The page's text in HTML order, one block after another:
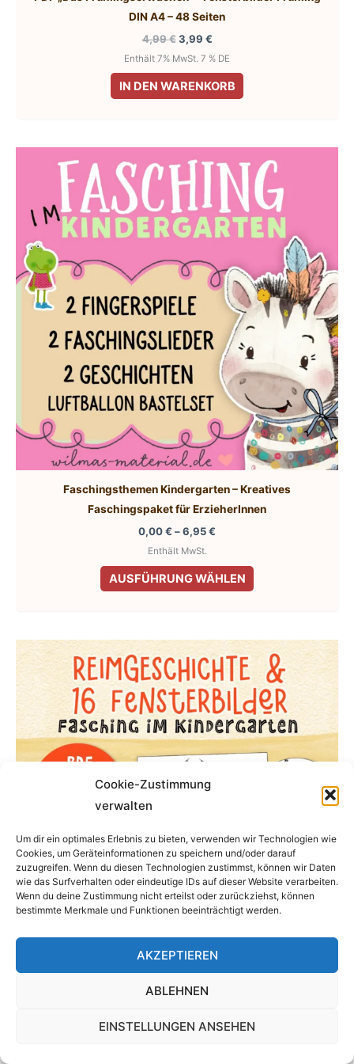
Cookie-Zustimmung
verwalten
Um dir ein optimales Erlebnis zu bieten, verwenden wir Technologien wie
Cookies, um Geräteinformationen zu speichern und/oder darauf
zuzugreifen. Wenn du diesen Technologien zustimmst, können wir Daten
wie das Surfverhalten oder eindeutige IDs auf dieser Website verarbeiten.
Wenn du deine Zustimmung nicht erteilst oder zurückziehst, können
bestimmte Merkmale und Funktionen beeinträchtigt werden.
AKZEPTIEREN
ABLEHNEN
EINSTELLUNGEN ANSEHEN
DIN A4 – 48 Seiten
4,99€ Ursprünglicher
war:
3,99 €Aktueller
ist:
3,99 €.
Enthält 7% MwSt. 7 % DE
IN DEN WARENKORB
Faschingsthemen Kindergarten – Kreatives
Faschingspaket für ErzieherInnen
0,00€ –6,95€
Enthält MwSt.
AUSFÜHRUNG WÄHLEN
Dieses
Produkt
Varianten
auf.
Die
Optionen
können
auf
werden
2,99€